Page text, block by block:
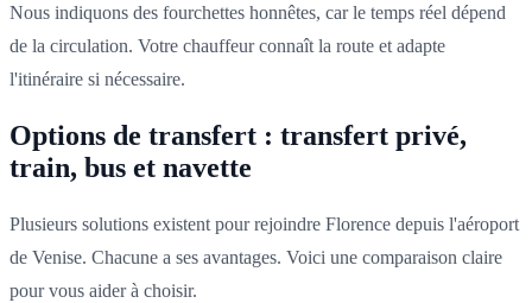
Nous indiquons des fourchettes honnêtes, car le temps réel dépend
de la circulation. Votre chauffeur connaît la route et adapte
l'itinéraire si nécessaire.
Options de transfert : transfert privé,
train, bus et navette
Plusieurs solutions existent pour rejoindre Florence depuis l'aéroport
de Venise. Chacune a ses avantages. Voici une comparaison claire
pour vous aider à choisir.